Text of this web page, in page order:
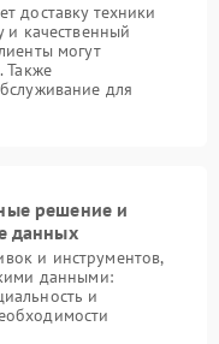
доставку техники
и качественный
могут
Также
для
решение и
данных
и инструментов,
данными:
и